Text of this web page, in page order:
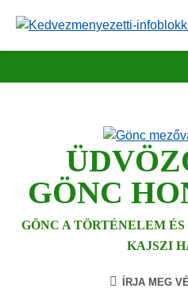
GÖNC
GÖNC A TÖRTÉNELEM
KAJSZI
ÍRJA MEG